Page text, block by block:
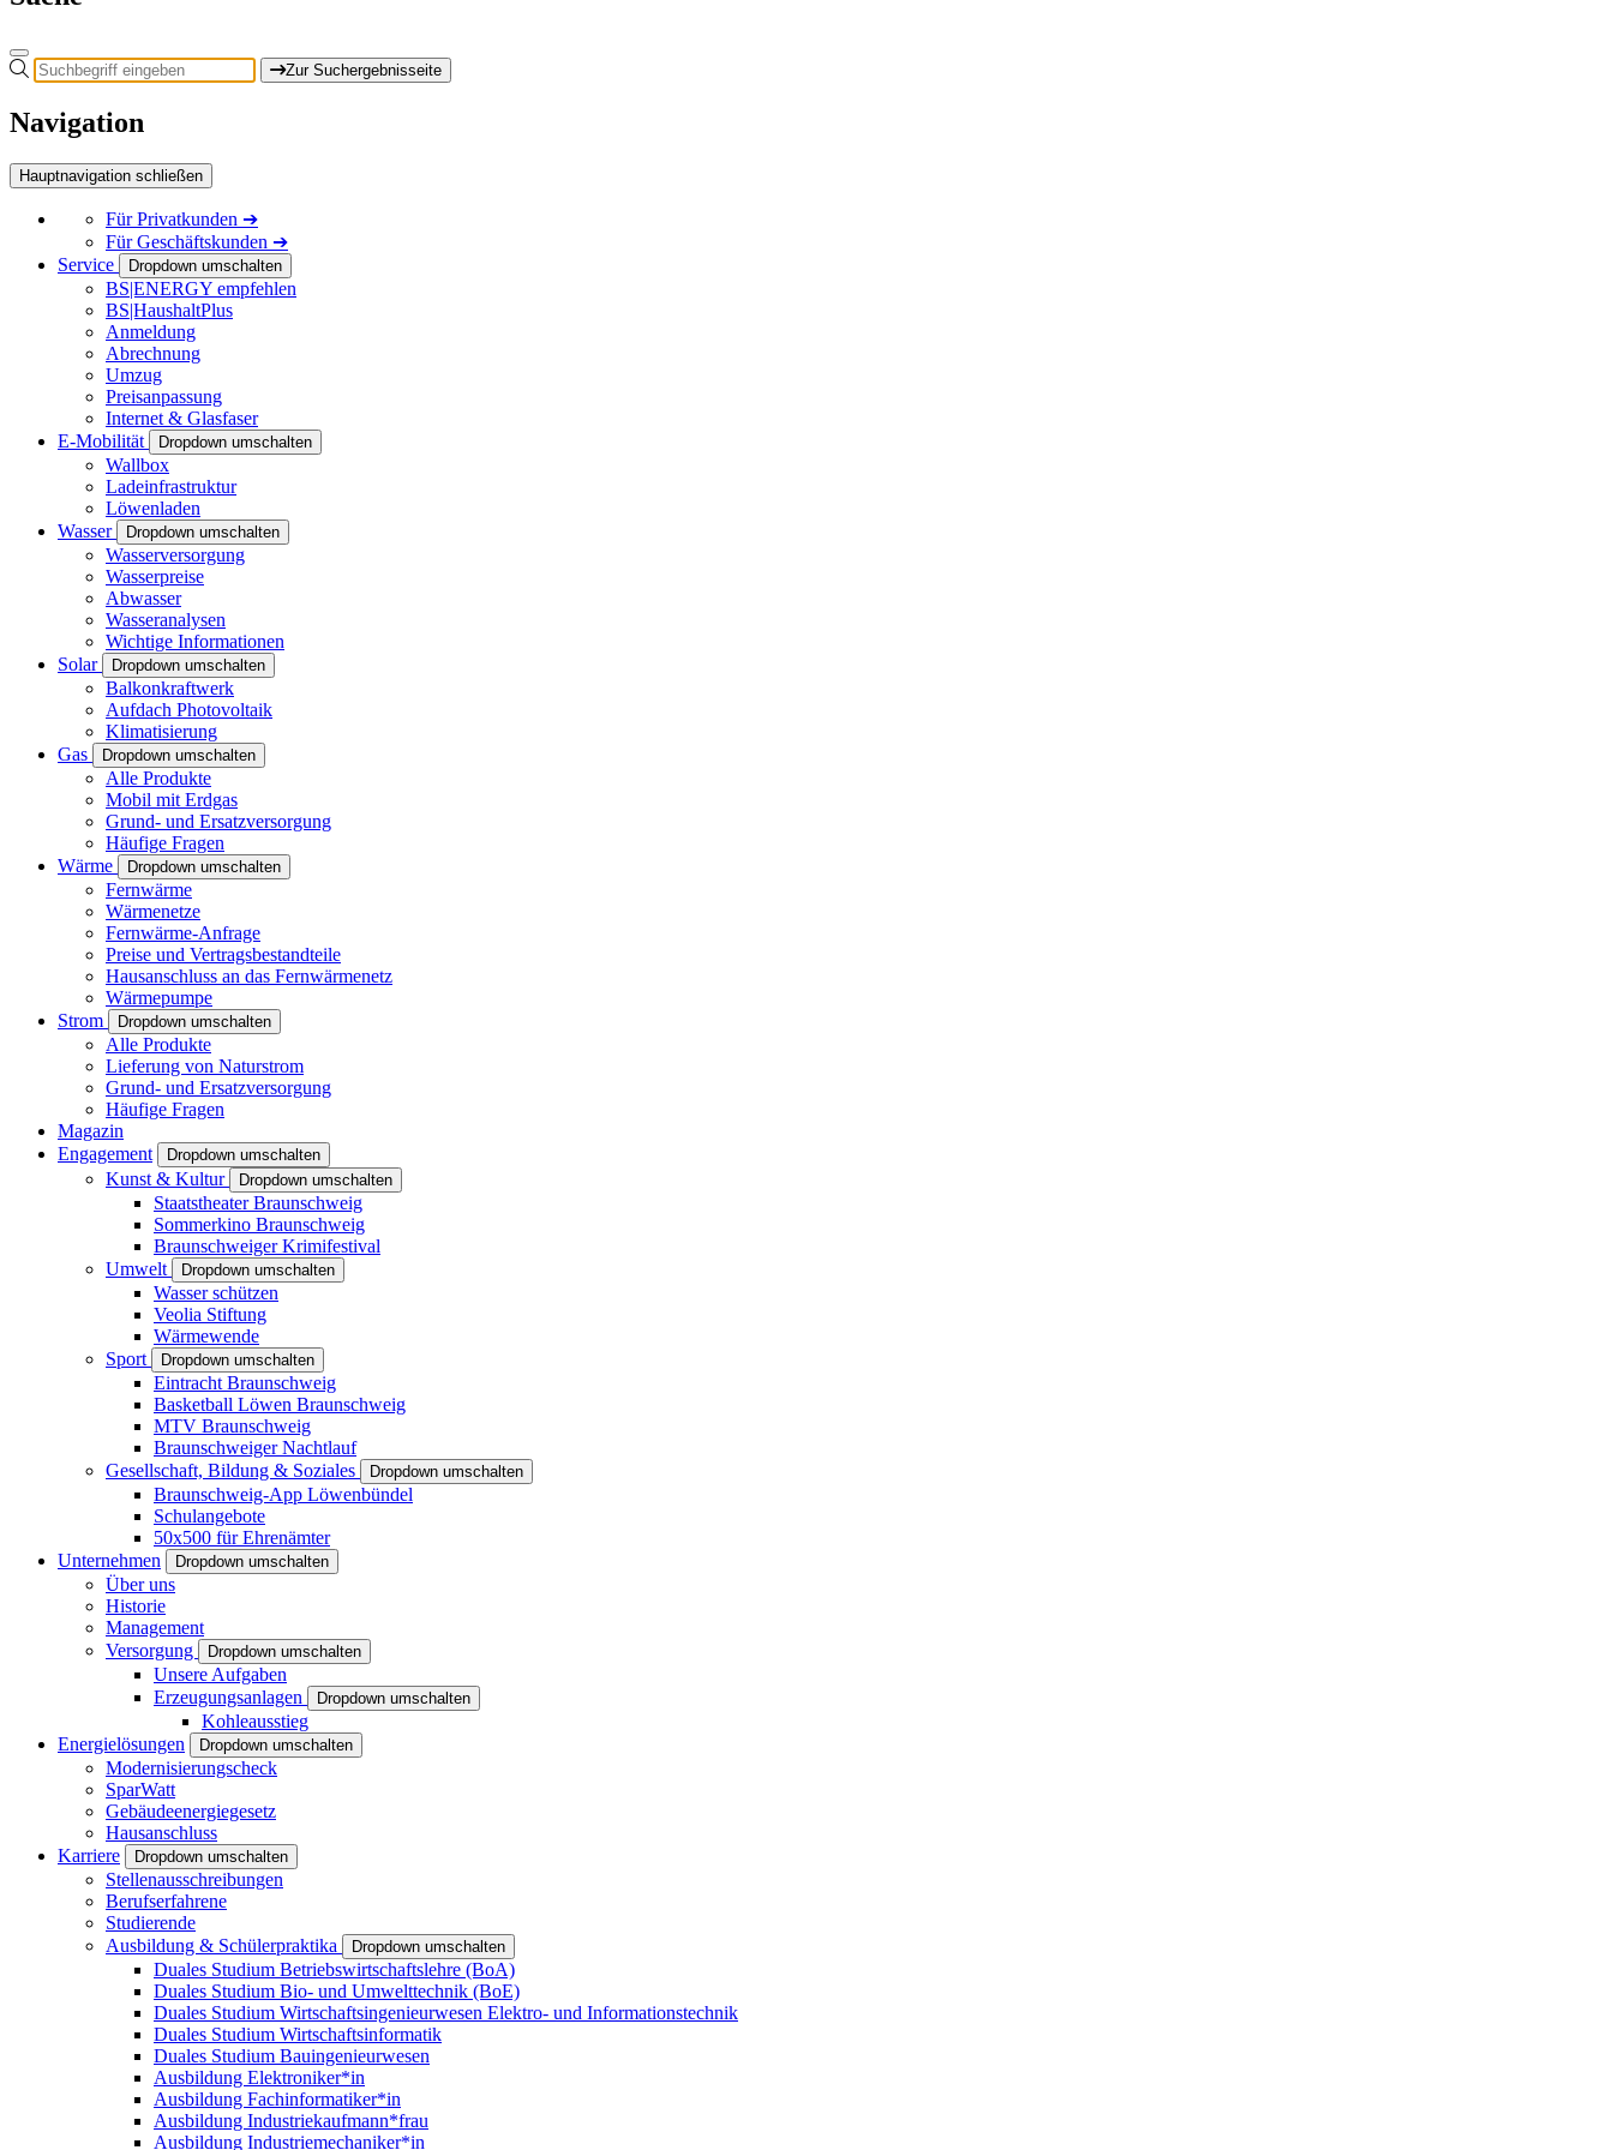
Zur Suchergebnisseite
Navigation
Hauptnavigation schließen
FürPrivatkunden ➔
FürGeschäftskunden ➔
Service
Dropdown umschalten
BS|ENERGY empfehlen
BS|HaushaltPlus
Anmeldung
Abrechnung
Umzug
Preisanpassung
Internet & Glasfaser
E-Mobilität
Dropdown umschalten
Wallbox
Ladeinfrastruktur
Löwenladen
Wasser
Dropdown umschalten
Wasserversorgung
Wasserpreise
Abwasser
Wasseranalysen
Wichtige Informationen
Solar
Dropdown umschalten
Balkonkraftwerk
Aufdach Photovoltaik
Klimatisierung
Gas
Dropdown umschalten
Alle Produkte
Mobil mit Erdgas
Grund- und Ersatzversorgung
Häufige Fragen
Wärme
Dropdown umschalten
Fernwärme
Wärmenetze
Fernwärme-Anfrage
Preise und Vertragsbestandteile
Hausanschluss an das Fernwärmenetz
Wärmepumpe
Strom
Dropdown umschalten
Alle Produkte
Lieferung von Naturstrom
Grund- und Ersatzversorgung
Häufige Fragen
Magazin
Engagement
Dropdown umschalten
Kunst & Kultur Dropdown umschalten
Staatstheater Braunschweig
Sommerkino Braunschweig
Braunschweiger Krimifestival
Umwelt
Dropdown umschalten
Wasser schützen
Veolia Stiftung
Wärmewende
Sport
Dropdown umschalten
Eintracht Braunschweig
Basketball Löwen Braunschweig
MTV Braunschweig
Braunschweiger Nachtlauf
Gesellschaft, Bildung & Soziales
Dropdown umschalten
Braunschweig-App Löwenbündel
Schulangebote
50x500 für Ehrenämter
Unternehmen
Dropdown umschalten
Über uns
Historie
Management
Versorgung
Dropdown umschalten
Unsere Aufgaben
Erzeugungsanlagen
Dropdown umschalten
Kohleausstieg
Energielösungen
Dropdown umschalten
Modernisierungscheck
SparWatt
Gebäudeenergiegesetz
Hausanschluss
Karriere
Dropdown umschalten
Stellenausschreibungen
Berufserfahrene
Studierende
Ausbildung & Schülerpraktika
Dropdown umschalten
Duales Studium Betriebswirtschaftslehre (BoA)
Duales Studium Bio- und Umwelttechnik (BoE)
Duales Studium Wirtschaftsingenieurwesen Elektro- und Informationstechnik
Duales Studium Wirtschaftsinformatik
Duales Studium Bauingenieurwesen
Ausbildung Elektroniker*in
Ausbildung Fachinformatiker*in
Ausbildung Industriekaufmann*frau
Ausbildung Industriemechaniker*in